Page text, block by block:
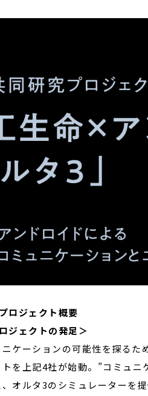
ロジェクト概要
ジェクトの発足＞
ケーションの可能性を探る
を上記4社が始動。”コミュ
オルタ3のシミュレーターを